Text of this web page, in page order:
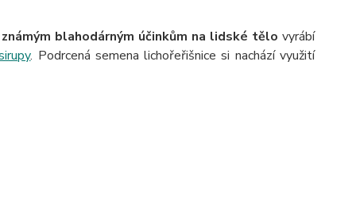
blahodárným účinkům na lidské tělo vyrábí
. Podrcená semena lichořeřišnice si nachází využití